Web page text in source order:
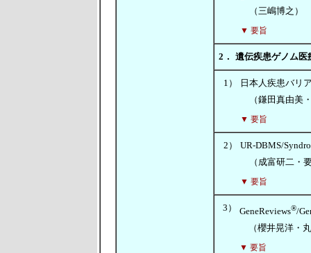
（三嶋博之）
▼ 要旨
2． 遺伝疾患ゲノム医
1）
日本人疾患バリ
（鎌田真由美
▼ 要旨
2）
UR-DBMS/
（成富研二・
▼ 要旨
3） GeneReviews®/
（櫻井晃洋・
▼ 要旨